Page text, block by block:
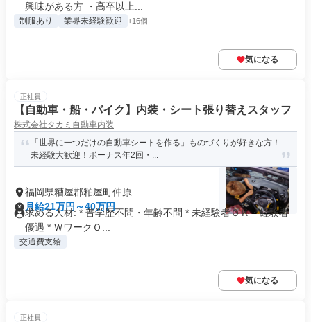
興味がある方 ・高卒以上...
制服あり 業界未経験歓迎 +16個
気になる
正社員
【自動車・船・バイク】内装・シート張り替えスタッフ
株式会社タカミ自動車内装
「世界に一つだけの自動車シートを作る」ものづくりが好きな方！
未経験大歓迎！ボーナス年2回・...
福岡県糟屋郡粕屋町仲原
月給21万円～40万円
求める人材: * 普学歴不問・年齢不問 * 未経験者ＯＫ・経験者
優遇 * ＷワークＯ...
交通費支給
気になる
正社員